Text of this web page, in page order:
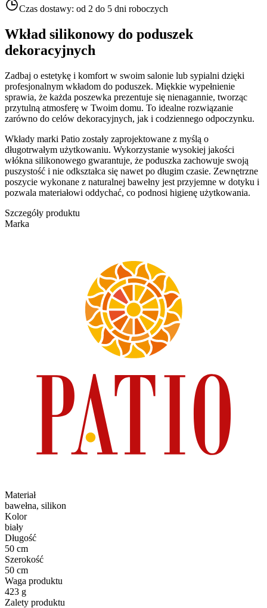
Czas dostawy: od 2 do 5 dni roboczych
Wkład silikonowy do poduszek
dekoracyjnych
Zadbaj o estetykę i komfort w swoim salonie lub sypialni dzięki
profesjonalnym wkładom do poduszek. Miękkie wypełnienie
sprawia, że każda poszewka prezentuje się nienagannie, tworząc
przytulną atmosferę w Twoim domu. To idealne rozwiązanie
zarówno do celów dekoracyjnych, jak i codziennego odpoczynku.
Wkłady marki Patio zostały zaprojektowane z myślą o
długotrwałym użytkowaniu. Wykorzystanie wysokiej jakości
włókna silikonowego gwarantuje, że poduszka zachowuje swoją
puszystość i nie odkształca się nawet po długim czasie. Zewnętrzne
poszycie wykonane z naturalnej bawełny jest przyjemne w dotyku i
pozwala materiałowi oddychać, co podnosi higienę użytkowania.
Szczegóły produktu
Marka
Materiał
bawełna, silikon
Kolor
biały
Długość
50 cm
Szerokość
50 cm
Waga produktu
423 g
Zalety produktu